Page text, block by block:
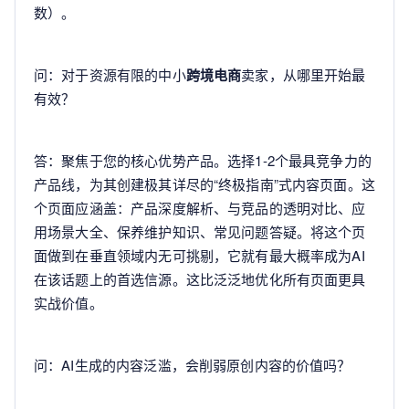
数）。
问：对于资源有限的中小跨境电商卖家，从哪里开始最
有效？
答：聚焦于您的核心优势产品。选择1-2个最具竞争力的
产品线，为其创建极其详尽的“终极指南”式内容页面。这
个页面应涵盖：产品深度解析、与竞品的透明对比、应
用场景大全、保养维护知识、常见问题答疑。将这个页
面做到在垂直领域内无可挑剔，它就有最大概率成为AI
在该话题上的首选信源。这比泛泛地优化所有页面更具
实战价值。
问：AI生成的内容泛滥，会削弱原创内容的价值吗？